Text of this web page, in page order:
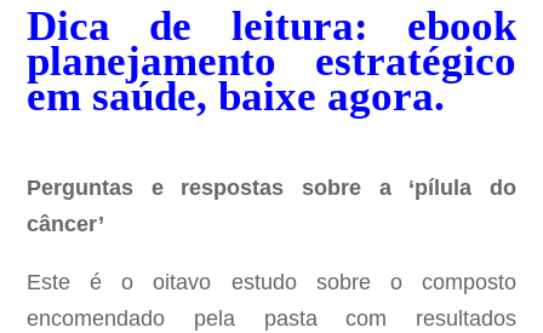
Dica de leitura: ebook
planejamento estratégico
em saúde, baixe agora.
Perguntas e respostas sobre a ‘pílula do
câncer’
Este é o oitavo estudo sobre o composto
encomendado pela pasta com resultados